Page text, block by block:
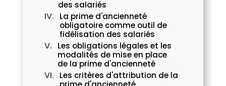
des salariés
La prime d'ancienneté
obligatoire comme outil de
fidélisation des salariés
Les obligations légales et les
modalités de mise en place
de la prime d'ancienneté
Les critères d'attribution de la